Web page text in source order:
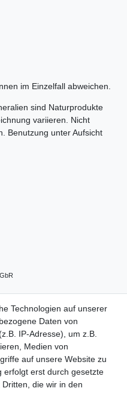
im Einzelfall abweichen.
sind Naturprodukte
variieren. Nicht
Benutzung unter Aufsicht
Technologien auf unserer
Daten von
IP-Adresse), um z.B.
Medien von
auf unsere Website zu
erfolgt erst durch gesetzte
die wir in den